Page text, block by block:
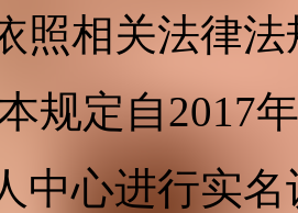
照相关法律
规定自2017
中心进行实名